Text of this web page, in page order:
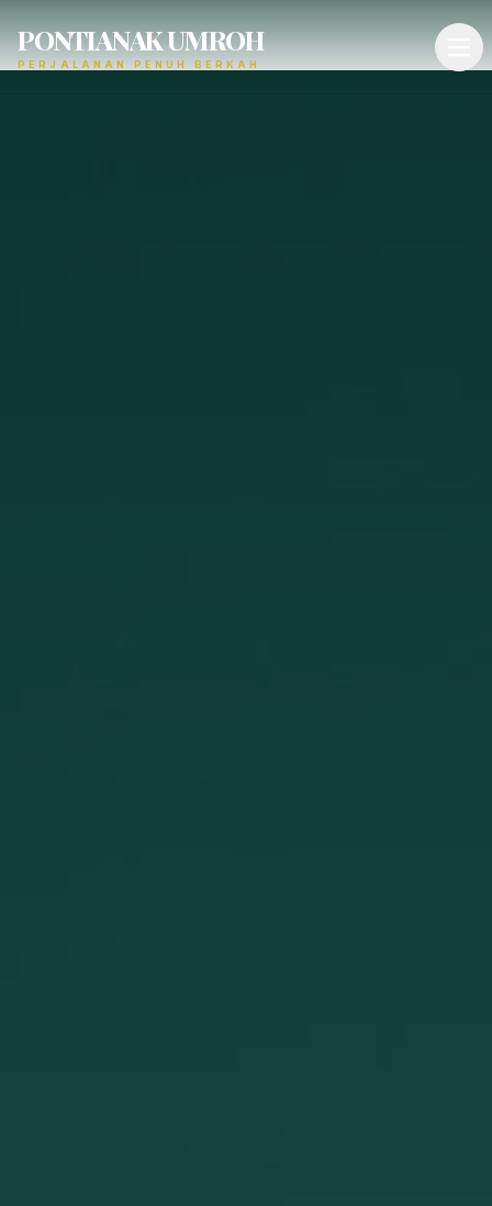
PONTIANAK UMROH
PERJALANAN PENUH BERKAH